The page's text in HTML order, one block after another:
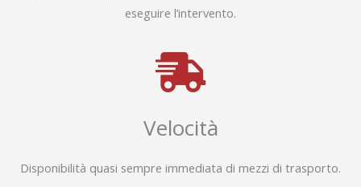
eseguire l’intervento.
Velocità
Disponibilità quasi sempre immediata di mezzi di trasporto.